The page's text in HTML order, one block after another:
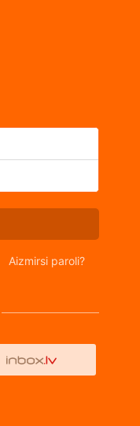
Aizmirsi paroli?